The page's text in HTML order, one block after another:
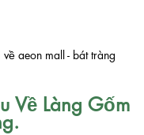
aeon mall - bát tràng
Về Làng Gốm